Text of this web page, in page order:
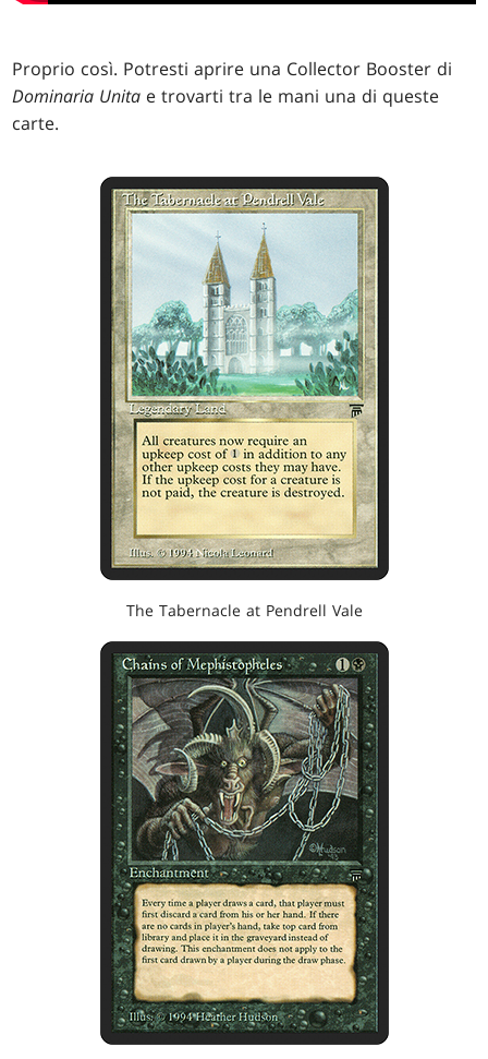
Proprio così. Potresti aprire una Collector Booster di
Dominaria Unita e trovarti tra le mani una di queste
carte.
The Tabernacle at Pendrell Vale